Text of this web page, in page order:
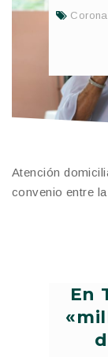
Atención
convenio entre
En